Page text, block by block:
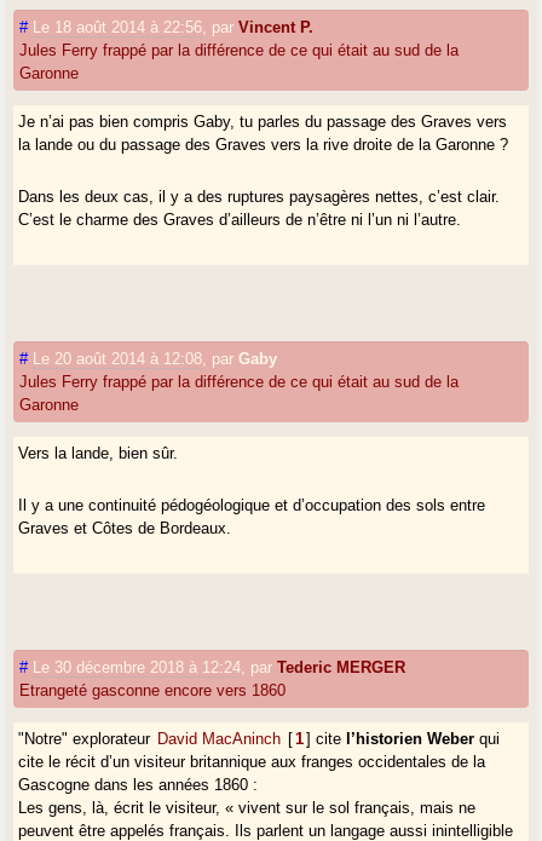
# Le 18 août 2014 à 22:56 parVincent P.
Jules Ferry frappé par la différence de ce qui était au sud de la
Garonne
Je n’ai pas bien compris Gaby, tu parles du passage des Graves vers
la lande ou du passage des Graves vers la rive droite de la Garonne ?
Dans les deux cas, il y a des ruptures paysagères nettes, c’est clair.
C’est le charme des Graves d’ailleurs de n’être ni l’un ni l’autre.
# Le 20 août 2014 à 12:08 parGaby
Jules Ferry frappé par la différence de ce qui était au sud de la
Garonne
Vers la lande, bien sûr.
Il y a une continuité pédogéologique et d’occupation des sols entre
Graves et Côtes de Bordeaux.
# Le 30 décembre 2018 à 12:24 parTederic MERGER
Etrangeté gasconne encore vers 1860
"Notre" explorateur David MacAninch [1] cite l’historien Weber qui
cite le récit d’un visiteur britannique aux franges occidentales de la
Gascogne dans les années 1860 :
Les gens, là, écrit le visiteur, « vivent sur le sol français, mais ne
peuvent être appelés français. Ils parlent un langage aussi inintelligible